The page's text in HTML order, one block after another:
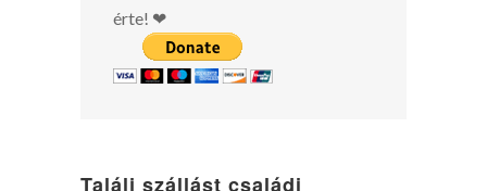
érte! ❤
Találj szállást családi